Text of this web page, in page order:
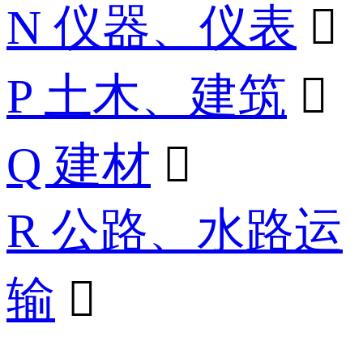
N 仪器、仪表 
P 土木、建筑 
Q 建材 
R 公路、水路运
输 